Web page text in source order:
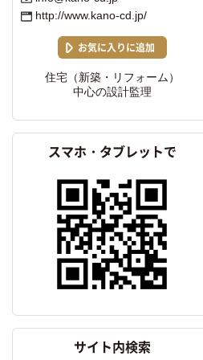
http://www.kano-cd.jp/
お気に入りに追加
住宅（新築・リフォーム）
中心の設計監理
スマホ・タブレットで
サイト内検索